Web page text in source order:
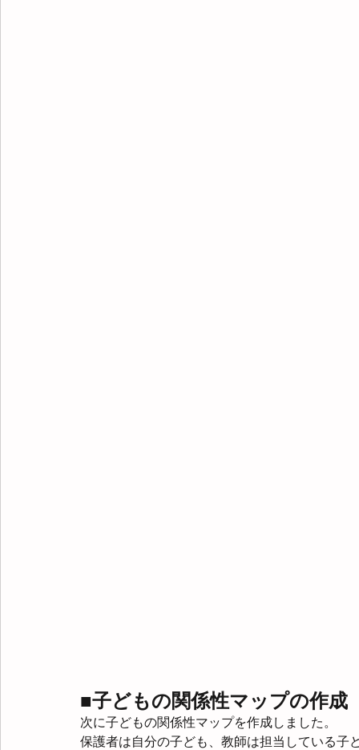
■子どもの関係性マップの作成
次に子どもの関係性マップを作成しました。
保護者は自分の子ども、教師は担当している子